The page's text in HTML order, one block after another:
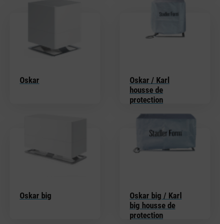
Oskar
Oskar / Karl
housse de
protection
Oskar big
Oskar big / Karl
big housse de
protection